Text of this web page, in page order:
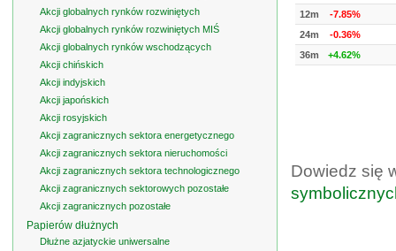
12m
-7.85%
24m
-0.36%
36m
+4.62%
Dowiedz się
Akcji globalnych rynków rozwiniętych
Akcji globalnych rynków rozwiniętych MIŚ
Akcji globalnych rynków wschodzących
Akcji chińskich
Akcji indyjskich
Akcji japońskich
Akcji rosyjskich
Akcji zagranicznych sektora energetycznego
Akcji zagranicznych sektora nieruchomości
Akcji zagranicznych sektora technologicznego
Akcji zagranicznych sektorowych pozostałe
Akcji zagranicznych pozostałe
Papierów dłużnych
Dłużne azjatyckie uniwersalne